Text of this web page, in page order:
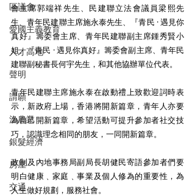
區議會
愛國主義教育
人才高地
聲明
請願
漁農業
銀髮經濟
房屋
交通
會主席郭端祥先生、民建聯立法會議員梁熙先
生、青年民建聯主席施永泰先生、『青民 · 遇見你
真好』籌委會主席、青年民建聯副主席鍾秀賢小
姐、『青民 · 遇見你真好』籌委會副主席、青年民
建聯副秘書長何宇先生，和其他協辦單位代表。
青年民建聯主席施永泰在啟動禮上致歡迎詞時表
示，新政府上場，香港將開新篇章，青年人亦要
為自己開新篇章，希望活動可提升參加者社交技
巧，認識理念相同的朋友，一同開新篇章。
政制及內地事務局副局長胡健民寄語參加者們要
明白健康﹑家庭﹑事業及個人修為的重要性，為
人生做好規劃，服務社會。